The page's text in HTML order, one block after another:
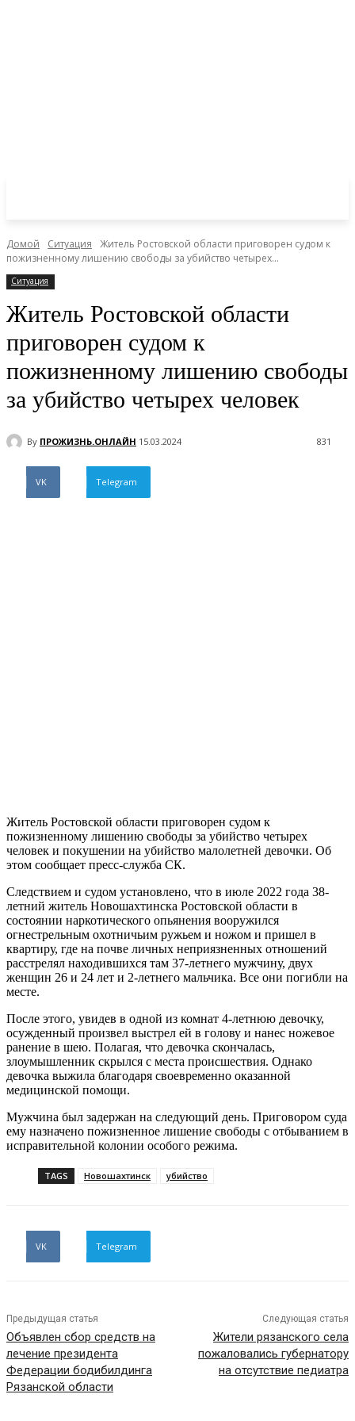
Домой Ситуация
Житель Ростовской области приговорен судом к
пожизненному лишению свободы за убийство четырех...
Ситуация
Житель Ростовской области
приговорен судом к
пожизненному лишению свободы
за убийство четырех человек
By ПРОЖИЗНЬ.ОНЛАЙН 15.03.2024 831
VK Telegram
Житель Ростовской области приговорен судом к
пожизненному лишению свободы за убийство четырех
человек и покушении на убийство малолетней девочки. Об
этом сообщает пресс-служба СК.
Следствием и судом установлено, что в июле 2022 года 38-
летний житель Новошахтинска Ростовской области в
состоянии наркотического опьянения вооружился
огнестрельным охотничьим ружьем и ножом и пришел в
квартиру, где на почве личных неприязненных отношений
расстрелял находившихся там 37-летнего мужчину, двух
женщин 26 и 24 лет и 2-летнего мальчика. Все они погибли на
месте.
После этого, увидев в одной из комнат 4-летнюю девочку,
осужденный произвел выстрел ей в голову и нанес ножевое
ранение в шею. Полагая, что девочка скончалась,
злоумышленник скрылся с места происшествия. Однако
девочка выжила благодаря своевременно оказанной
медицинской помощи.
Мужчина был задержан на следующий день. Приговором суда
ему назначено пожизненное лишение свободы с отбыванием в
исправительной колонии особого режима.
TAGS Новошахтинск убийство
VK Telegram
Предыдущая статья
Объявлен сбор средств на
лечение президента
Федерации бодибилдинга
Рязанской области
Следующая статья
Жители рязанского села
пожаловались губернатору
на отсутствие педиатра